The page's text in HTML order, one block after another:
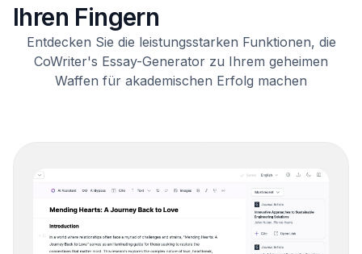
Ihren Fingern
Entdecken Sie die leistungsstarken Funktionen, die
CoWriter's Essay-Generator zu Ihrem geheimen
Waffen für akademischen Erfolg machen